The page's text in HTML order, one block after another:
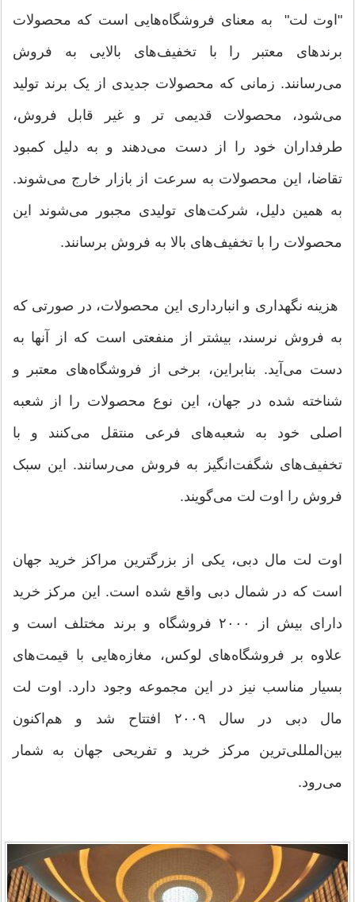
"اوت لت" به معنای فروشگاه‌هایی است که محصولات
برندهای معتبر را با تخفیف‌های بالایی به فروش
می‌رسانند. زمانی که محصولات جدیدی از یک برند تولید
می‌شود، محصولات قدیمی تر و غیر قابل فروش،
طرفداران خود را از دست می‌دهند و به دلیل کمبود
تقاضا، این محصولات به سرعت از بازار خارج می‌شوند.
به همین دلیل، شرکت‌های تولیدی مجبور می‌شوند این
محصولات را با تخفیف‌های بالا به فروش برسانند.
هزینه نگهداری و انبارداری این محصولات، در صورتی که
به فروش نرسند، بیشتر از منفعتی است که از آنها به
دست می‌آید. بنابراین، برخی از فروشگاه‌های معتبر و
شناخته شده در جهان، این نوع محصولات را از شعبه
اصلی خود به شعبه‌های فرعی منتقل می‌کنند و با
تخفیف‌های شگفت‌انگیز به فروش می‌رسانند. این سبک
فروش را اوت لت می‌گویند.
اوت لت مال دبی، یکی از بزرگترین مراکز خرید جهان
است که در شمال دبی واقع شده است. این مرکز خرید
دارای بیش از ۲۰۰۰ فروشگاه و برند مختلف است و
علاوه بر فروشگاه‌های لوکس، مغازه‌هایی با قیمت‌های
بسیار مناسب نیز در این مجموعه وجود دارد. اوت لت
مال دبی در سال ۲۰۰۹ افتتاح شد و هم‌اکنون
بین‌المللی‌ترین مرکز خرید و تفریحی جهان به شمار
می‌رود.